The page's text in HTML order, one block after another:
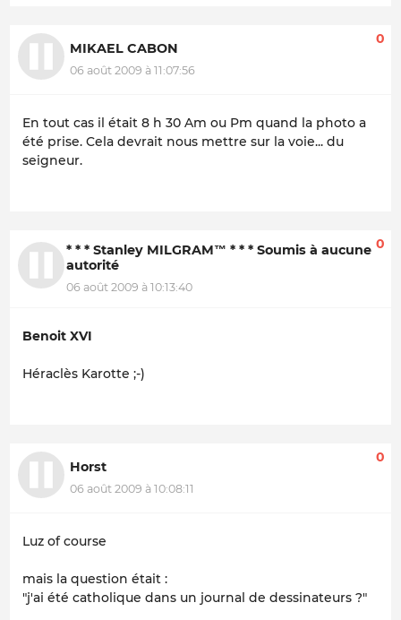
MIKAEL CABON
06 août 2009 à 11:07:56
0
En tout cas il était 8 h 30 Am ou Pm quand la photo a
été prise. Cela devrait nous mettre sur la voie... du
seigneur.
* * * Stanley MILGRAM™ * * * Soumis à aucune
autorité
06 août 2009 à 10:13:40
0
Benoit XVI
Héraclès Karotte ;-)
Horst
06 août 2009 à 10:08:11
0
Luz of course
mais la question était :
"j'ai été catholique dans un journal de dessinateurs ?"